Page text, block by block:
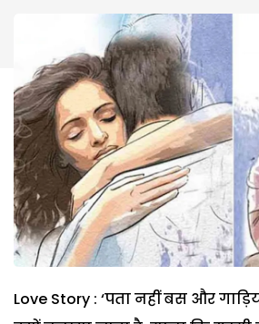
Love Story : ‘पता नहीं बस और